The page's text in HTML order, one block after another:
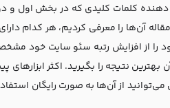
دهنده کلمات کلیدی که در بخش اول و
آن‌ها را معرفی کردیم، هر کدام
از افزایش رتبه سئو سایت خود
بهترین نتیجه را بگیرید. اکثر
از آن‌ها به صورت رایگان